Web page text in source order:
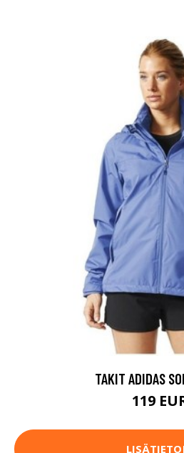
TAKIT ADIDAS
119